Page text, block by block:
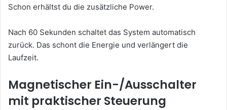
Schon erhältst du die zusätzliche Power.
Nach 60 Sekunden schaltet das System automatisch
zurück. Das schont die Energie und verlängert die
Laufzeit.
Magnetischer Ein-/Ausschalter
mit praktischer Steuerung